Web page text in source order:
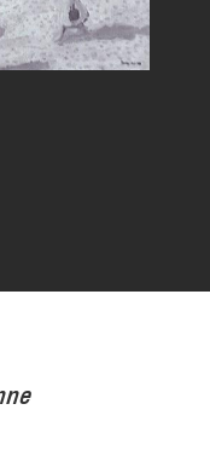
photographique de la